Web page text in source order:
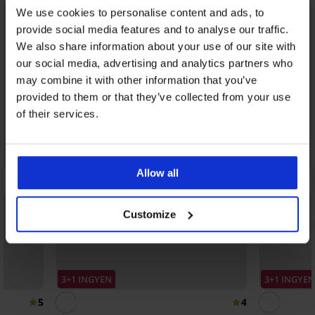
We use cookies to personalise content and ads, to
provide social media features and to analyse our traffic.
We also share information about your use of our site with
our social media, advertising and analytics partners who
may combine it with other information that you’ve
provided to them or that they’ve collected from your use
of their services.
Allow all
Customize
5
3+1 INGYEN
4
3+1 INGYEN